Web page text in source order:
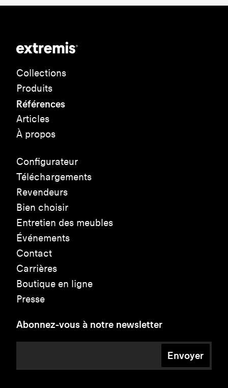
Collections
Produits
Références
Articles
À propos
Configurateur
Téléchargements
Revendeurs
Bien choisir
Entretien des meubles
Événements
Contact
Carrières
Boutique en ligne
Presse
Abonnez-vous à notre newsletter
Envoyer